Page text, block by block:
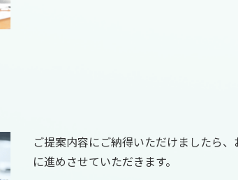
ご提案内容にご納得いただけましたら
に進めさせていただきます。